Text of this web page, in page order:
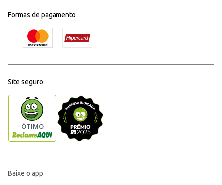
Formas de pagamento
Site seguro
Baixe o app